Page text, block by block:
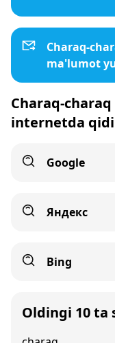
Charaq-
ma'lumot
Charaq-
internetda
Google
Яндекс
Bing
Oldingi 10 ta